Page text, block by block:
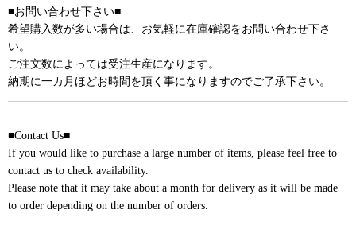
■お問い合わせ下さい■
希望購入数が多い場合は、お気軽に在庫確認をお問い合わせ下さ
い。
ご注文数によっては受注生産になります。
納期に一カ月ほどお時間を頂く事になりますのでご了承下さい。
■Contact Us■
If you would like to purchase a large number of items, please feel free to
contact us to check availability.
Please note that it may take about a month for delivery as it will be made
to order depending on the number of orders.